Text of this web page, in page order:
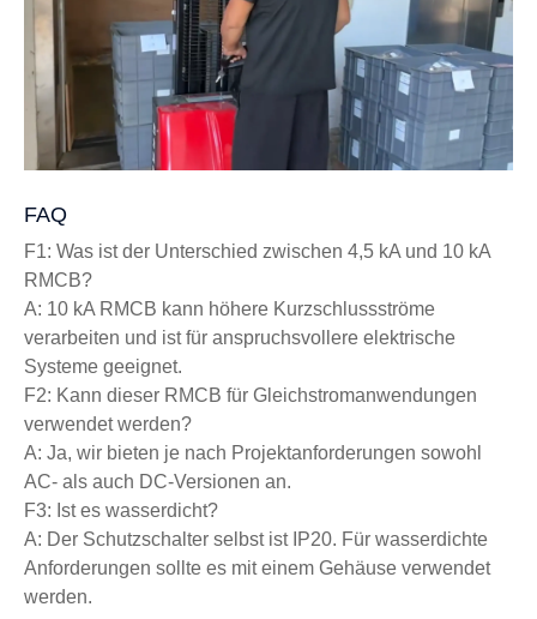
FAQ
F1: Was ist der Unterschied zwischen 4,5 kA und 10 kA
RMCB?
A: 10 kA RMCB kann höhere Kurzschlussströme
verarbeiten und ist für anspruchsvollere elektrische
Systeme geeignet.
F2: Kann dieser RMCB für Gleichstromanwendungen
verwendet werden?
A: Ja, wir bieten je nach Projektanforderungen sowohl
AC- als auch DC-Versionen an.
F3: Ist es wasserdicht?
A: Der Schutzschalter selbst ist IP20. Für wasserdichte
Anforderungen sollte es mit einem Gehäuse verwendet
werden.